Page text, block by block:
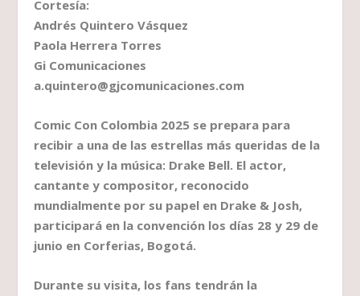
Cortesía:
Andrés Quintero Vásquez
Paola Herrera Torres
Gi Comunicaciones
a.quintero@gjcomunicaciones.com
Comic Con Colombia 2025 se prepara para
recibir a una de las estrellas más queridas de la
televisión y la música: Drake Bell. El actor,
cantante y compositor, reconocido
mundialmente por su papel en Drake & Josh,
participará en la convención los días 28 y 29 de
junio en Corferias, Bogotá.
Durante su visita, los fans tendrán la